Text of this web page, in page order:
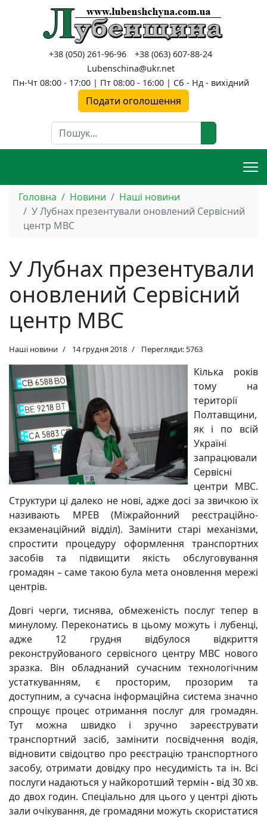
+38 (050) 261-96-96
+38 (063) 607-88-24
Lubenschina@ukr.net
Пн-Чт 08:00 - 17:00 | Пт 08:00 - 16:00 | Сб - Нд - вихідний
Подати оголошення
Пошук
Головна Новини
Наші новини
У Лубнах презентували оновлений Сервісний
центр МВС
У Лубнах презентували
оновлений Сервісний
центр МВС
Наші новини 14 грудня 2018 Перегляди: 5763
Кілька років
тому на
території
Полтавщини,
як і по всій
Україні
запрацювали
Сервісні
центри МВС.
Структури ці далеко не нові, адже досі за звичкою їх
називають МРЕВ (Міжрайонний реєстраційно-
екзаменаційний відділ). Замінити старі механізми,
спростити процедуру оформлення транспортних
засобів та підвищити якість обслуговування
громадян – саме такою була мета оновлення мережі
центрів.
Довгі черги, тиснява, обмеженість послуг тепер в
минулому. Переконатись в цьому можуть і лубенці,
адже 12 грудня відбулося відкриття
реконструйованого сервісного центру МВС нового
зразка. Він обладнаний сучасним технологічним
устаткуванням, є просторим, прозорим та
доступним, а сучасна інформаційна система значно
спрощує процес отримання послуг для громадян.
Тут можна швидко і зручно зареєструвати
транспортний засіб, замінити посвідчення водія,
відновити свідоцтво про реєстрацію транспортного
засобу, отримати довідку про несудимість та ін. Всі
послуги надаються у найкоротший термін -від 30 хв.
до двох годин. Спеціально для цього у центрі діють
зали очікування, де громадяни можуть скористатися